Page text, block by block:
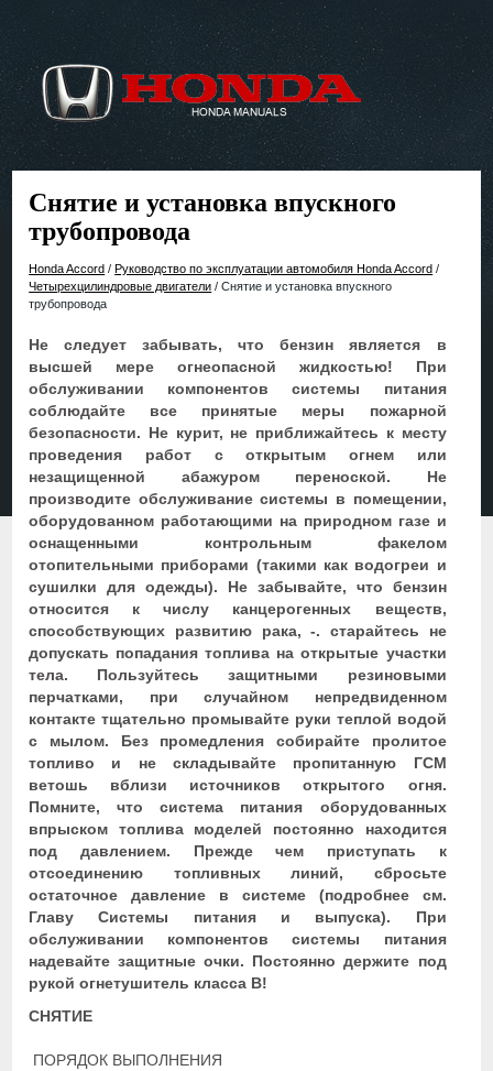
Снятие и установка впускного
трубопровода
Honda Accord /Руководство по эксплуатации автомобиля Honda Accord /
Четырехцилиндровые двигатели / Снятие и установка впускного
трубопровода
Не следует забывать, что бензин является в
высшей мере огнеопасной жидкостью! При
обслуживании компонентов системы питания
соблюдайте все принятые меры пожарной
безопасности. Не курит, не приближайтесь к месту
проведения работ с открытым огнем или
незащищенной абажуром переноской. Не
производите обслуживание системы в помещении,
оборудованном работающими на природном газе и
оснащенными контрольным факелом
отопительными приборами (такими как водогреи и
сушилки для одежды). Не забывайте, что бензин
относится к числу канцерогенных веществ,
способствующих развитию рака, -. старайтесь не
допускать попадания топлива на открытые участки
тела. Пользуйтесь защитными резиновыми
перчатками, при случайном непредвиденном
контакте тщательно промывайте руки теплой водой
с мылом. Без промедления собирайте пролитое
топливо и не складывайте пропитанную ГСМ
ветошь вблизи источников открытого огня.
Помните, что система питания оборудованных
впрыском топлива моделей постоянно находится
под давлением. Прежде чем приступать к
отсоединению топливных линий, сбросьте
остаточное давление в системе (подробнее см.
Главу Системы питания и выпуска). При
обслуживании компонентов системы питания
надевайте защитные очки. Постоянно держите под
рукой огнетушитель класса В!
СНЯТИЕ
ПОРЯДОК ВЫПОЛНЕНИЯ